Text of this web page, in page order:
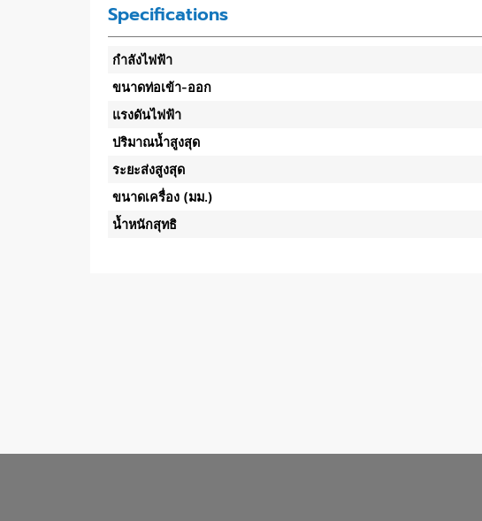
Specifications
กำลังไฟฟ้า
ขนาดท่อเข้า-ออก
แรงดันไฟฟ้า
ปริมาณน้ำสูงสุด
ระยะส่งสูงสุด
ขนาดเครื่อง (มม.)
น้ำหนักสุทธิ